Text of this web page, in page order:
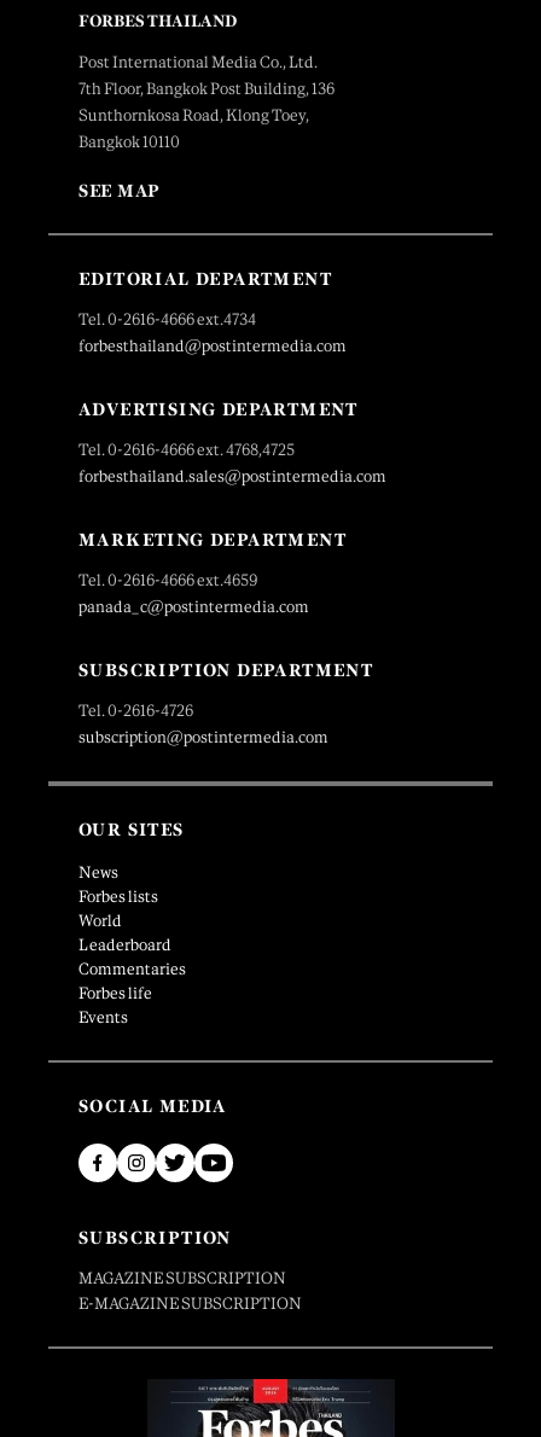
FORBES THAILAND
Post International Media Co., Ltd.
7th Floor, Bangkok Post Building, 136
Sunthornkosa Road, Klong Toey,
Bangkok 10110
SEE MAP
EDITORIAL DEPARTMENT
Tel. 0-2616-4666 ext.4734
forbesthailand@postintermedia.com
ADVERTISING DEPARTMENT
Tel. 0-2616-4666 ext. 4768,4725
forbesthailand.sales@postintermedia.com
MARKETING DEPARTMENT
Tel. 0-2616-4666 ext.4659
panada_c@postintermedia.com
SUBSCRIPTION DEPARTMENT
Tel. 0-2616-4726
subscription@postintermedia.com
OUR SITES
News
Forbes lists
World
Leaderboard
Commentaries
Forbes life
Events
SOCIAL MEDIA
SUBSCRIPTION
MAGAZINE SUBSCRIPTION
E-MAGAZINE SUBSCRIPTION